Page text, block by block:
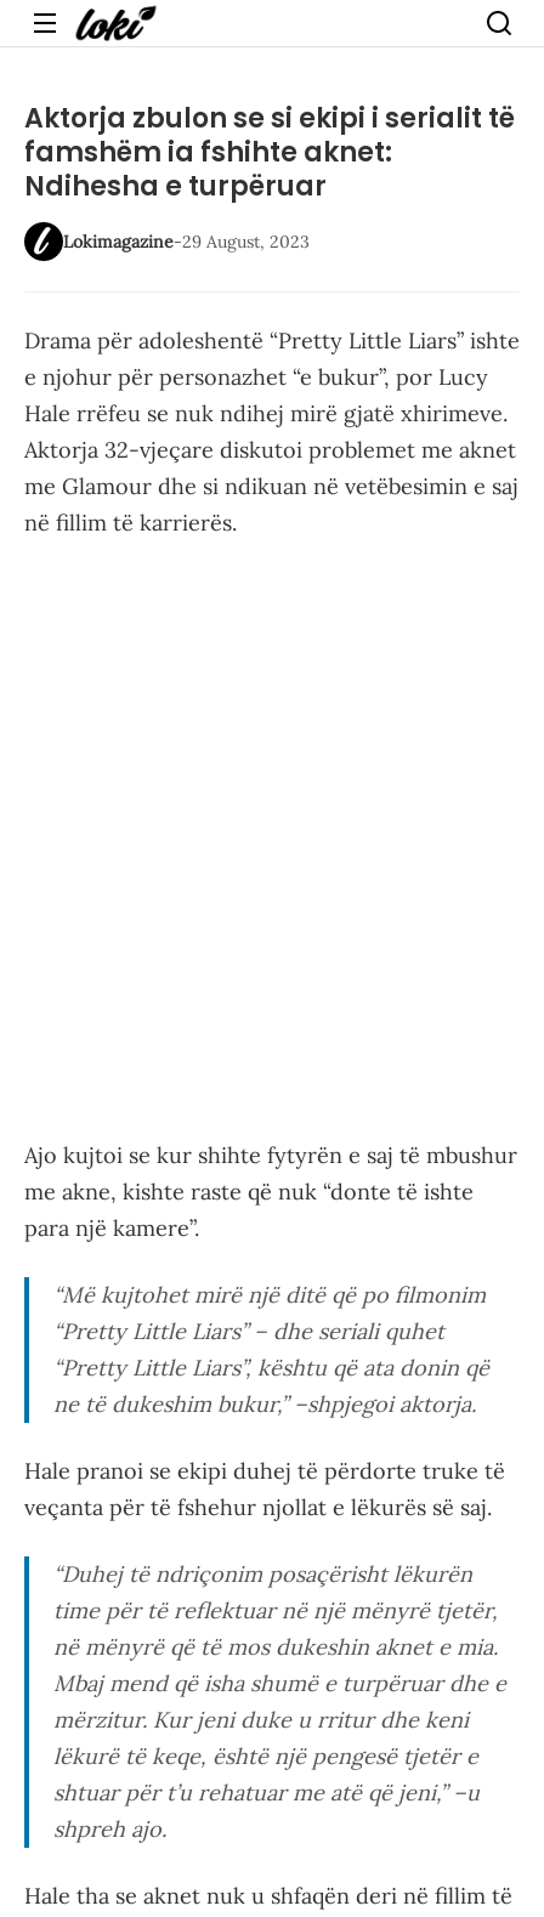
Menu
Aktorja zbulon se si ekipi i serialit të
famshëm ia fshihte aknet:
Ndihesha e turpëruar
Lokimagazine-29 August, 2023
Drama për adoleshentë “Pretty Little Liars” ishte
e njohur për personazhet “e bukur”, por Lucy
Hale rrëfeu se nuk ndihej mirë gjatë xhirimeve.
Aktorja 32-vjeçare diskutoi problemet me aknet
me Glamour dhe si ndikuan në vetëbesimin e saj
në fillim të karrierës.
Ajo kujtoi se kur shihte fytyrën e saj të mbushur
me akne, kishte raste që nuk “donte të ishte
para një kamere”.
“Më kujtohet mirë një ditë që po filmonim
“Pretty Little Liars” – dhe seriali quhet
“Pretty Little Liars”, kështu që ata donin që
ne të dukeshim bukur,” –shpjegoi aktorja.
Hale pranoi se ekipi duhej të përdorte truke të
veçanta për të fshehur njollat e lëkurës së saj.
“Duhej të ndriçonim posaçërisht lëkurën
time për të reflektuar në një mënyrë tjetër,
në mënyrë që të mos dukeshin aknet e mia.
Mbaj mend që isha shumë e turpëruar dhe e
mërzitur. Kur jeni duke u rritur dhe keni
lëkurë të keqe, është një pengesë tjetër e
shtuar për t’u rehatuar me atë që jeni,” –u
shpreh ajo.
Hale tha se aknet nuk u shfaqën deri në fillim të